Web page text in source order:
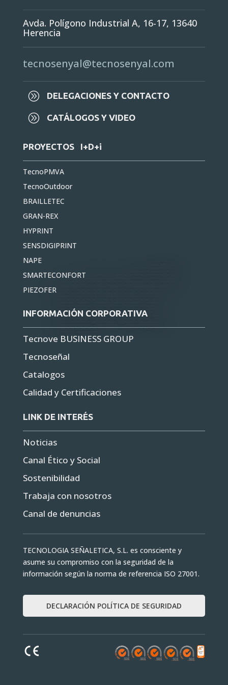
Avda. Polígono Industrial A, 16-17, 13640
Herencia
tecnosenyal@tecnosenyal.com
A DELEGACIONES Y CONTACTO
A CATÁLOGOS Y VIDEO
PROYECTOS I+D+i
TecnoPMVA
TecnoOutdoor
BRAILLETEC
GRAN-REX
HYPRINT
SENSDIGIPRINT
NAPE
SMARTECONFORT
PIEZOFER
INFORMACIÓN CORPORATIVA
Tecnove BUSINESS GROUP
Tecnoseñal
Catalogos
Calidad y Certificaciones
LINK DE INTERÉS
Noticias
Canal Ético y Social
Sostenibilidad
Trabaja con nosotros
Canal de denuncias
TECNOLOGIA SEÑALETICA, S.L. es consciente y
asume su compromiso con la seguridad de la
información según la norma de referencia ISO 27001.
DECLARACIÓN POLÍTICA DE SEGURIDAD